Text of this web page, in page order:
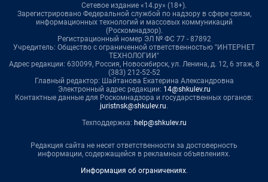
Сетевое издание «14.ру» (18+).
Зарегистрировано Федеральной службой по надзору в сфере связи,
информационных технологий и массовых коммуникаций
(Роскомнадзор).
Регистрационный номер ЭЛ № ФС 77 - 87892
Учредитель: Общество с ограниченной ответственностью "ИНТЕРНЕТ
ТЕХНОЛОГИИ"
Адрес редакции: 630099, Россия, Новосибирск, ул. Ленина, д. 12, 6 этаж, 8
(383) 212-52-52
Главный редактор: Шайтанова Екатерина Александровна
Электронный адрес редакции: 14@shkulev.ru
Контактные данные для Роскомнадзора и государственных органов:
juristnsk@shkulev.ru.
Техподдержка: help@shkulev.ru
Редакция сайта не несет ответственности за достоверность
информации, содержащейся в рекламных объявлениях.
Информация об ограничениях.